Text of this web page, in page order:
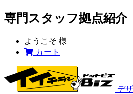
専門スタッフ拠点紹介
ようこそ 様
カート
デ